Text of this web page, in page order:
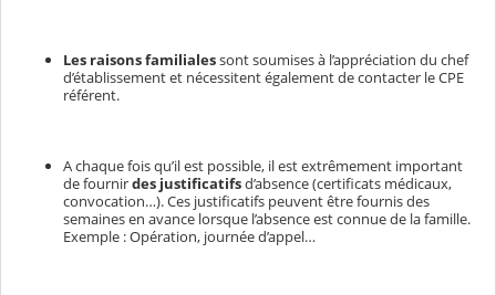
Les raisons familialessont soumises à l’appréciation du chef
d’établissement et nécessitent également de contacter le CPE
référent.
A chaque fois qu’il est possible, il est extrêmement important
de fournirdes justificatifsd’absence (certificats médicaux,
convocation…). Ces justificatifs peuvent être fournis des
semaines en avance lorsque l’absence est connue de la famille.
Exemple : Opération, journée d’appel…